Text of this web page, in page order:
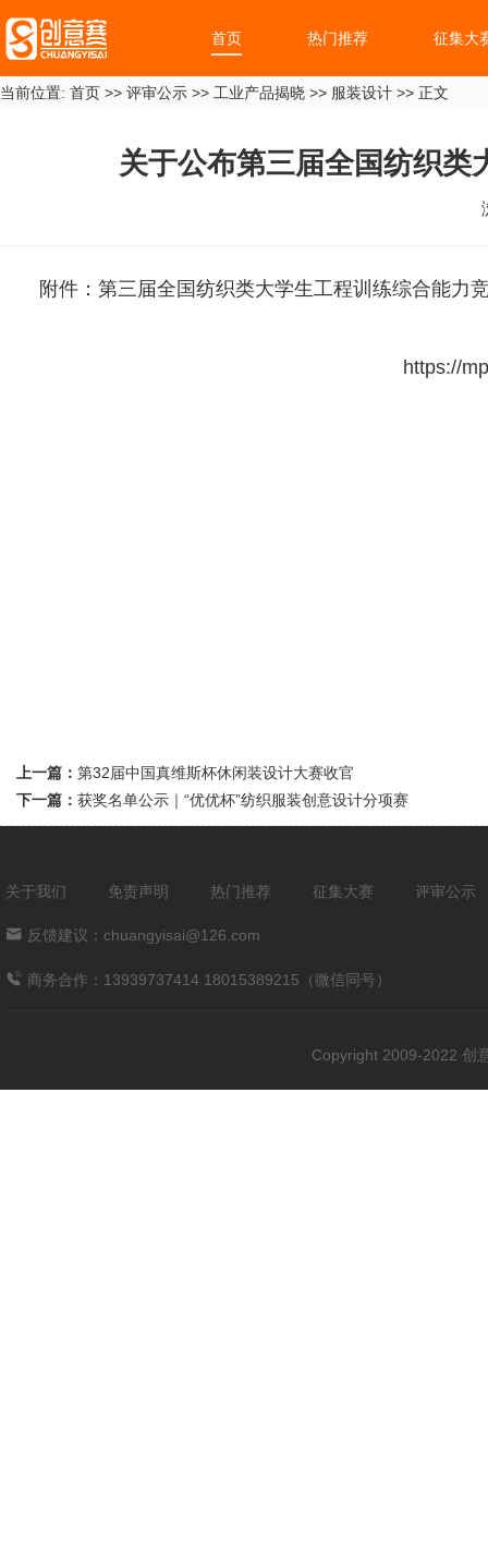
首页 热门推荐 征集大
当前位置: 首页 >> 评审公示 >> 工业产品揭晓 >> 服装设计 >> 正文
关于公布第三届全国纺织类
附件：第三届全国纺织类大学生工程训练综合能力
https://
上一篇： 第32届中国真维斯杯休闲装设计大赛收官
下一篇： 获奖名单公示｜“优优杯”纺织服装创意设计分项赛
关于我们 免责声明 热门推荐 征集大赛 评审公示
反馈建议：chuangyisai@126.com
商务合作：13939737414 18015389215（微信同号）
Copyright 2009-2022 创